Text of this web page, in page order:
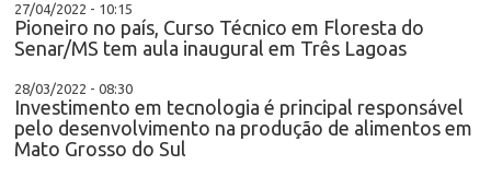
27/04/2022 - 10:15
Pioneiro no país, Curso Técnico em Floresta do
Senar/MS tem aula inaugural em Três Lagoas
28/03/2022 - 08:30
Investimento em tecnologia é principal responsável
pelo desenvolvimento na produção de alimentos em
Mato Grosso do Sul